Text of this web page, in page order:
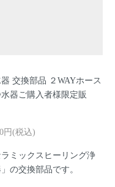
交換部品 ２WAYホース
水器ご購入者様限定販
円(税込)
ラミックスヒーリング浄
の交換部品です。